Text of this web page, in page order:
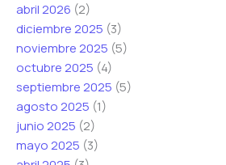
abril 2026 (2)
diciembre 2025 (3)
noviembre 2025 (5)
octubre 2025 (4)
septiembre 2025 (5)
agosto 2025 (1)
junio 2025 (2)
mayo 2025 (3)